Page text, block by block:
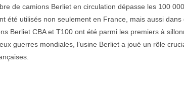
de camions Berliet en circulation dépasse les 100
été utilisés non seulement en France, mais aussi dans
Berliet CBA et T100 ont été parmi les premiers à
guerres mondiales, l’usine Berliet a joué un rôle